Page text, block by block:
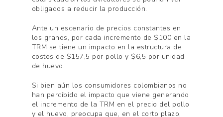
obligados a reducir la producción.
Ante un escenario de precios constantes en
los granos, por cada incremento de $100 en la
TRM se tiene un impacto en la estructura de
costos de $157,5 por pollo y $6,5 por unidad
de huevo.
Si bien aún los consumidores colombianos no
han percibido el impacto que viene generando
el incremento de la TRM en el precio del pollo
y el huevo, preocupa que, en el corto plazo,